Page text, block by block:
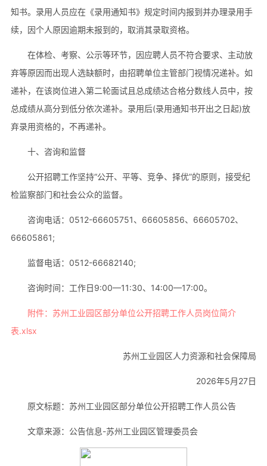
知书。录用人员应在《录用通知书》规定时间内报到并办理录用手
续，因个人原因逾期未报到的，取消其录取资格。
在体检、考察、公示等环节，因应聘人员不符合要求、主动放
弃等原因而出现人选缺额时，由招聘单位主管部门视情况递补。如
递补，在该岗位进入第二轮面试且总成绩达合格分数线人员中，按
总成绩从高分到低分依次递补。录用后(录用通知书开出之日起)放
弃录用资格的，不再递补。
十、咨询和监督
公开招聘工作坚持“公开、平等、竞争、择优”的原则，接受纪
检监察部门和社会公众的监督。
咨询电话：0512-66605751、66605856、66605702、
66605861;
监督电话：0512-66682140;
咨询时间：工作日9:00—11:30、14:00—17:00。
附件：苏州工业园区部分单位公开招聘工作人员岗位简介
表.xlsx
苏州工业园区人力资源和社会保障局
2026年5月27日
原文标题：苏州工业园区部分单位公开招聘工作人员公告
文章来源：公告信息-苏州工业园区管理委员会